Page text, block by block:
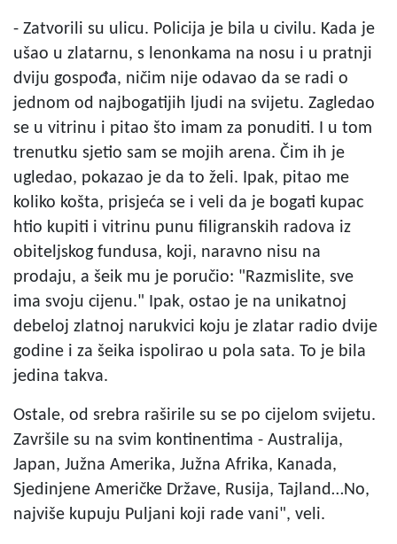
- Zatvorili su ulicu. Policija je bila u civilu. Kada je
ušao u zlatarnu, s lenonkama na nosu i u pratnji
dviju gospođa, ničim nije odavao da se radi o
jednom od najbogatijih ljudi na svijetu. Zagledao
se u vitrinu i pitao što imam za ponuditi. I u tom
trenutku sjetio sam se mojih arena. Čim ih je
ugledao, pokazao je da to želi. Ipak, pitao me
koliko košta, prisjeća se i veli da je bogati kupac
htio kupiti i vitrinu punu filigranskih radova iz
obiteljskog fundusa, koji, naravno nisu na
prodaju, a šeik mu je poručio: "Razmislite, sve
ima svoju cijenu." Ipak, ostao je na unikatnoj
debeloj zlatnoj narukvici koju je zlatar radio dvije
godine i za šeika ispolirao u pola sata. To je bila
jedina takva.
Ostale, od srebra raširile su se po cijelom svijetu.
Završile su na svim kontinentima - Australija,
Japan, Južna Amerika, Južna Afrika, Kanada,
Sjedinjene Američke Države, Rusija, Tajland…No,
najviše kupuju Puljani koji rade vani", veli.